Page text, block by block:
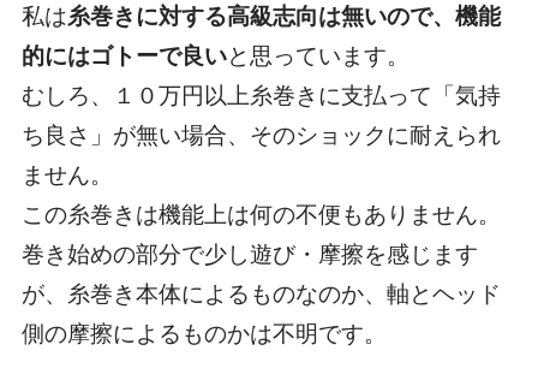
私は糸巻きに対する高級志向は無いので、機能
的にはゴトーで良いと思っています。
むしろ、１０万円以上糸巻きに支払って「気持
ち良さ」が無い場合、そのショックに耐えられ
ません。
この糸巻きは機能上は何の不便もありません。
巻き始めの部分で少し遊び・摩擦を感じます
が、糸巻き本体によるものなのか、軸とヘッド
側の摩擦によるものかは不明です。